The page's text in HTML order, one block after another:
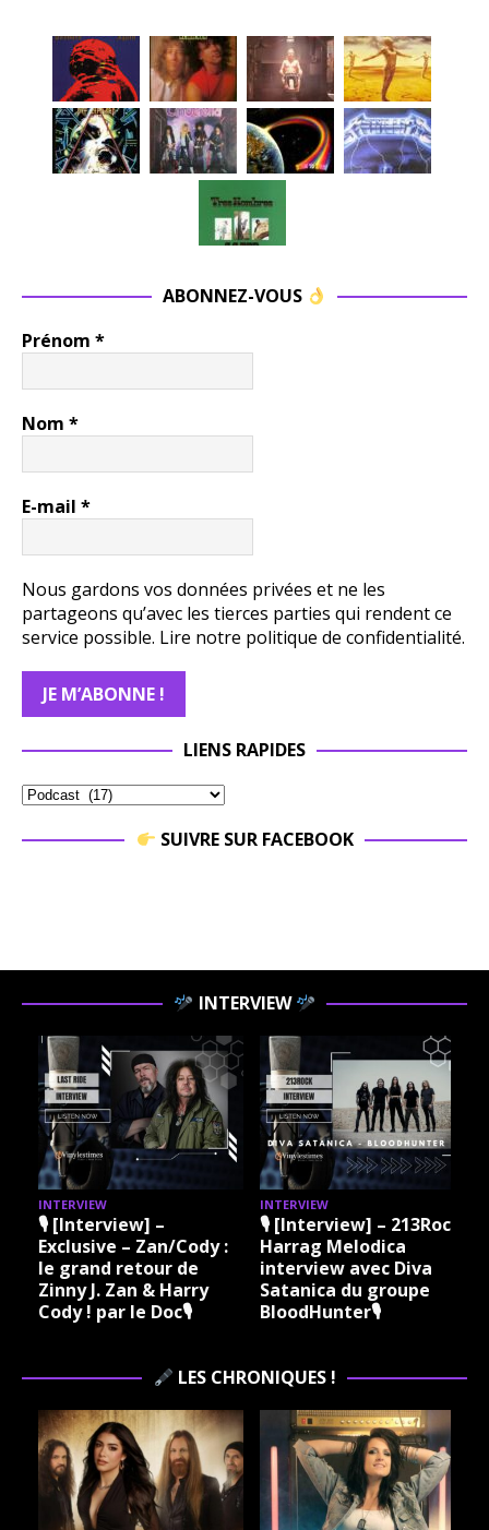
ABONNEZ-VOUS
Prénom *
Nom *
E-mail *
Nous gardons vos données privées et ne les
partageons qu’avec les tierces parties qui rendent ce
service possible. Lire notre politique de confidentialité.
LIENS RAPIDES
SUIVRE SUR FACEBOOK
INTERVIEW
INTERVIEW
🎙 [Interview] –
Exclusive – Zan/Cody :
le grand retour de
Zinny J. Zan & Harry
Cody ! par le Doc🎙
INTERVIEW
🎙 [Interview] – 213Rock
Harrag Melodica
interview avec Diva
Satanica du groupe
BloodHunter🎙
LES CHRONIQUES !